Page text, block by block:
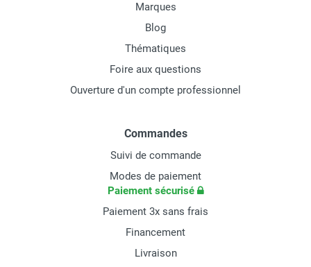
Marques
Blog
Thématiques
Foire aux questions
Ouverture d'un compte professionnel
Commandes
Suivi de commande
Modes de paiement
Paiement sécurisé
Paiement 3x sans frais
Financement
Livraison